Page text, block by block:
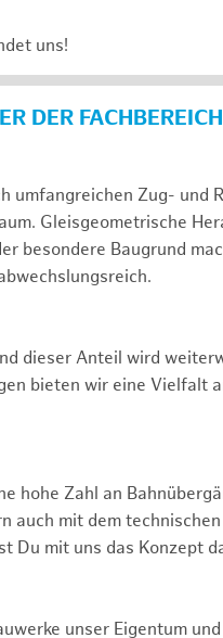
uns!
DER
umfangreichen Zug- und
Gleisgeometrische
besondere Baugrund
dieser Anteil wird
bieten wir eine Vielfalt
hohe Zahl an
auch mit dem
Du mit uns das Konzept
unser Eigentum